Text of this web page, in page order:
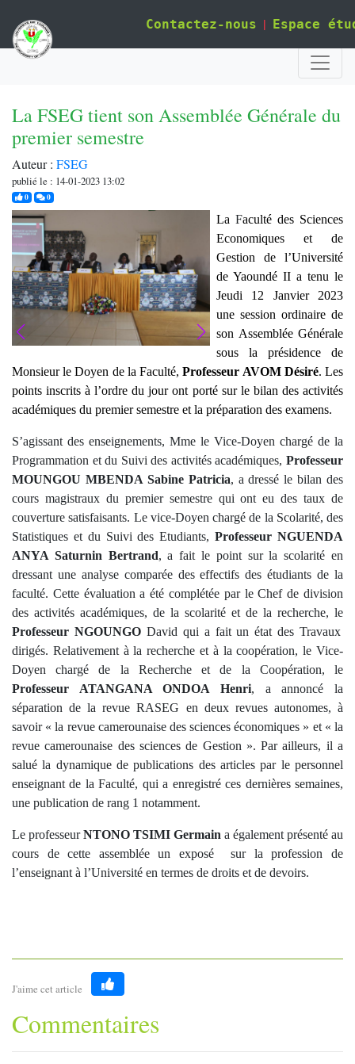
Contactez-nous | Espace
​​​​​​​La FSEG tient son Assemblée Générale du
premier semestre
Auteur : FSEG
publié le : 14-01-2023 13:02
0j'aime0commentaires
La Faculté des Sciences
Economiques et de
Gestion de l’Université
de Yaoundé II a tenu le
Jeudi 12 Janvier 2023
une session ordinaire de
son Assemblée Générale
sous la présidence de
Monsieur le Doyen de la Faculté,Professeur AVOM Désiré. Les
points inscrits à l’ordre du jour ont porté sur le bilan des activités
académiques du premier semestre et la préparation des examens.
S’agissant des enseignements, Mme le Vice-Doyen chargé de la
Programmation et du Suivi des activités académiques, Professeur
MOUNGOU MBENDA Sabine Patricia, a dressé le bilan des
cours magistraux du premier semestre qui ont eu des taux de
couverture satisfaisants. Le vice-Doyen chargé de la Scolarité, des
Statistiques et du Suivi des Etudiants,ProfesseurNGUENDA
ANYA Saturnin Bertrand, a fait le point sur la scolarité en
dressant une analyse comparée des effectifs des étudiants de la
faculté. Cette évaluation a été complétée par le Chef de division
des activités académiques, de la scolarité et de la recherche, le
Professeur NGOUNGODavid qui a fait un état des Travaux
dirigés. Relativement à la recherche et à la coopération, le Vice-
Doyen chargé de la Recherche et de la Coopération, le
Professeur ATANGANA ONDOA Henri, a annoncé la
séparation de la revue RASEG en deux revues autonomes, à
savoir « la revue camerounaise des sciences économiques » et « la
revue camerounaise des sciences de Gestion ». Par ailleurs, il a
salué la dynamique de publications des articles par le personnel
enseignant de la Faculté, qui a enregistré ces dernières semaines,
une publication de rang 1 notamment.
Le professeurNTONO TSIMI Germain a également présenté au
cours de cette assemblée un exposé sur la profession de
l’enseignant à l’Université en termes de droits et de devoirs.
J'aime cet article
Like
Commentaires